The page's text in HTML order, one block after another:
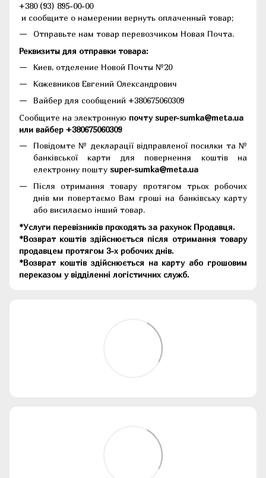
+380 (93) 895-00-00
и сообщите о намерении вернуть оплаченный товар;
Отправьте нам товар перевозчиком Новая Почта.
Реквизиты для отправки товара:
Киев, отделение Новой Почты №20
Кожевников Евгений Олександрович
Вайбер для сообщений +380675060309
Сообщите на электронную почту super-sumka@meta.ua
или вайбер +380675060309
Повідомте № декларації відправленої посилки та №
банківської карти для повернення коштів на
електронну пошту super-sumka@meta.ua
Після отримання товару протягом трьох робочих
днів ми повертаємо Вам гроші на банківську карту
або висилаємо інший товар.
*Услуги перевізників проходять за рахунок Продавця.
*Возврат коштів здійснюється після отримання товару
продавцем протягом 3-х робочих днів.
*Возврат коштів здійснюється на карту або грошовим
переказом у відділенні логістичних служб.